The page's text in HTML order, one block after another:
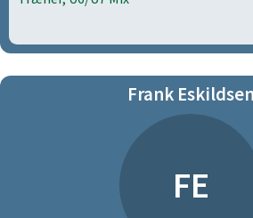
Frank Eskildsen
FE